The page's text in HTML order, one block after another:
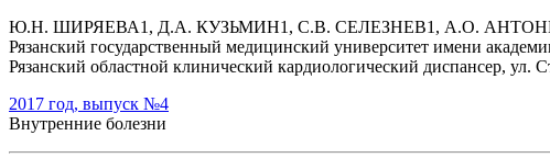
Ю.Н. ШИРЯЕВА1, Д.А. КУЗЬМИН1, С.В. СЕЛЕЗНЕВ1, А.О.
Рязанский государственный медицинский университет имени
Рязанский областной клинический кардиологический диспансер, ул.
2017 год, выпуск №4
Внутренние болезни